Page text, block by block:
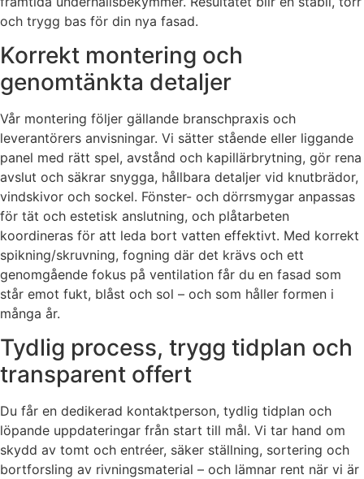
och trygg bas för din nya fasad.
Korrekt montering och
genomtänkta detaljer
Vår montering följer gällande branschpraxis och
leverantörers anvisningar. Vi sätter stående eller liggande
panel med rätt spel, avstånd och kapillärbrytning, gör rena
avslut och säkrar snygga, hållbara detaljer vid knutbrädor,
vindskivor och sockel. Fönster- och dörrsmygar anpassas
för tät och estetisk anslutning, och plåtarbeten
koordineras för att leda bort vatten effektivt. Med korrekt
spikning/skruvning, fogning där det krävs och ett
genomgående fokus på ventilation får du en fasad som
står emot fukt, blåst och sol – och som håller formen i
många år.
Tydlig process, trygg tidplan och
transparent offert
Du får en dedikerad kontaktperson, tydlig tidplan och
löpande uppdateringar från start till mål. Vi tar hand om
skydd av tomt och entréer, säker ställning, sortering och
bortforsling av rivningsmaterial – och lämnar rent när vi är